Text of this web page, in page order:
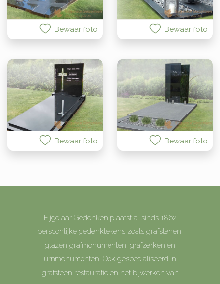
Bewaar foto Bewaar foto
Bewaar foto Bewaar foto
Eijgelaar Gedenken plaatst al sinds 1862
persoonlijke gedenktekens zoals grafstenen,
glazen grafmonumenten, grafzerken en
urnmonumenten. Ook gespecialiseerd in
grafsteen restauratie en het bijwerken van